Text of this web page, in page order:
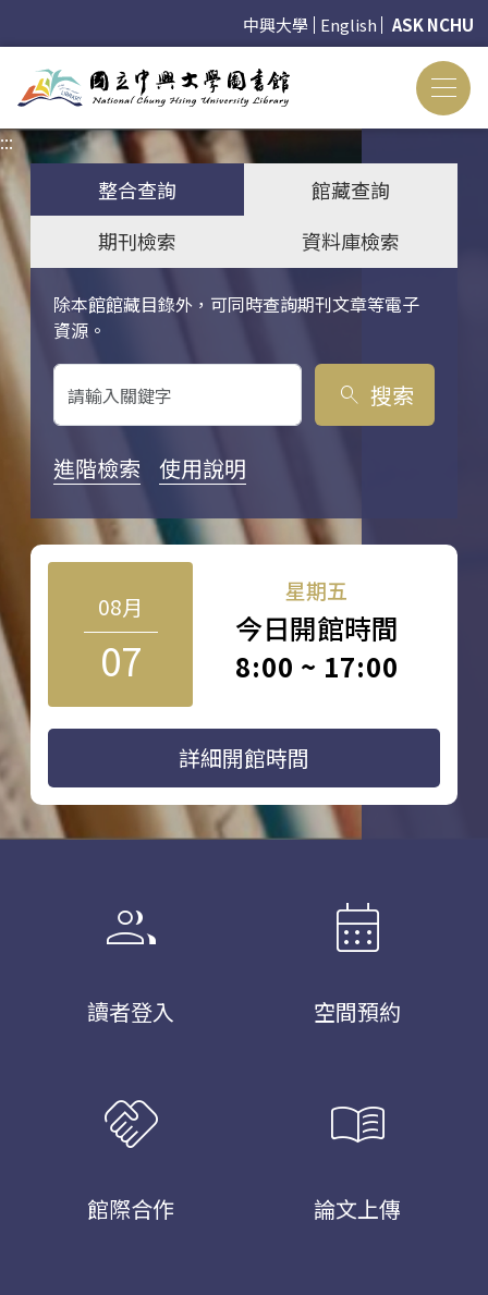
中興大學 English ASK NCHU
:::
整合查詢
館藏查詢
期刊檢索
資料庫檢索
除本館館藏目錄外，可同時查詢期刊文章等電子
資源。
關鍵字搜尋
search 搜索
進階檢索 使用說明
08月
07
星期五
今日開館時間
8:00 ~ 17:00
詳細開館時間
group
讀者登入
calendar_month
空間預約
handshake
館際合作
menu_book
論文上傳